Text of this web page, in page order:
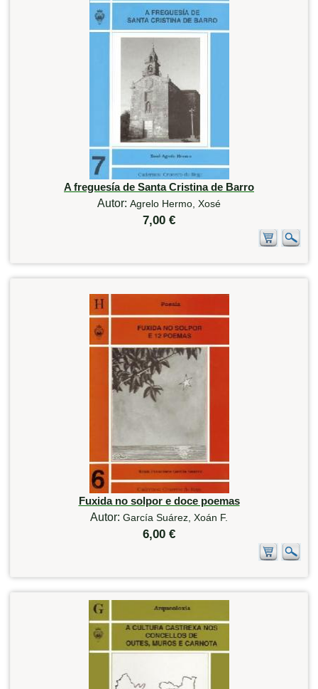
A freguesía de Santa Cristina de Barro
Autor: Agrelo Hermo, Xosé
7,00 €
Fuxida no solpor e doce poemas
Autor: García Suárez, Xoán F.
6,00 €